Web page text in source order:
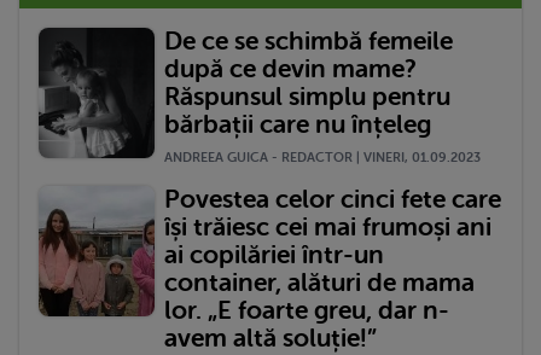
De ce se schimbă femeile
după ce devin mame?
Răspunsul simplu pentru
bărbații care nu înțeleg
ANDREEA GUICA - REDACTOR | VINERI, 01.09.2023
Povestea celor cinci fete care
își trăiesc cei mai frumoși ani
ai copilăriei într-un
container, alături de mama
lor. „E foarte greu, dar n-
avem altă soluție!”